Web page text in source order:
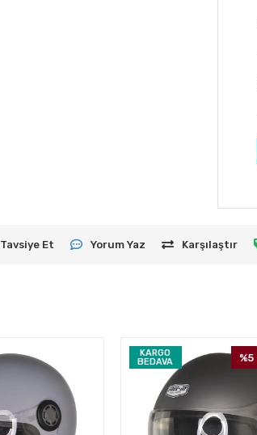
Tavsiye Et Yorum Yaz Karşılaştır
KARGO
BEDAVA
%5